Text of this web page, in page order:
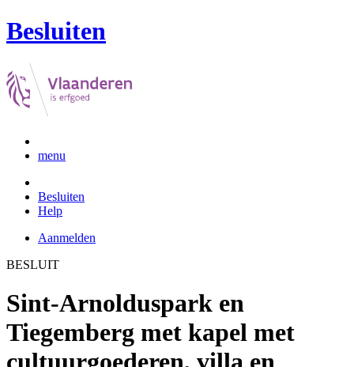
Besluiten
menu
Besluiten
Help
Aanmelden
BESLUIT
Sint-Arnolduspark en
Tiegemberg met kapel met